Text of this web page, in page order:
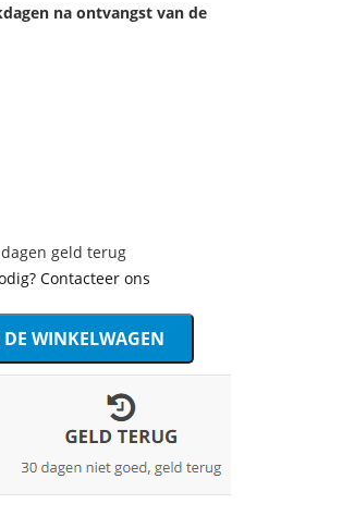
na ontvangst van de
geld terug
Contacteer ons
WINKELWAGEN